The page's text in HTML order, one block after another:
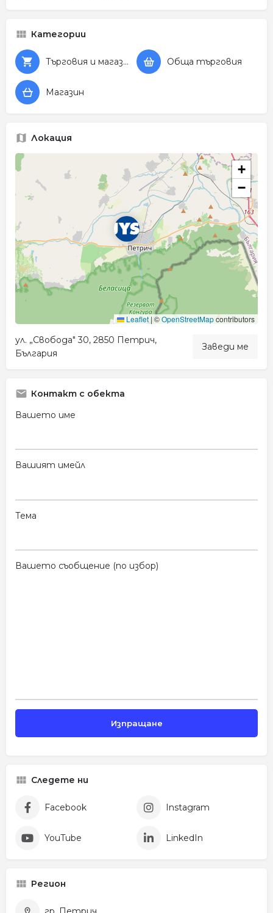
Категории
Търговия и магазини Обща търговия
Магазин
Локация
+
−
Leaflet | ©OpenStreetMapcontributors
ул. „Свобода" 30, 2850 Петрич,
България
Заведи ме
Контакт с обекта
Вашето име
Вашият имейл
Тема
Вашето съобщение (по избор)
Следете ни
Facebook Instagram
YouTube LinkedIn
Регион